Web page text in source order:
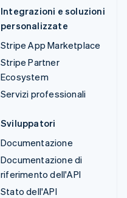
Integrazioni e soluzioni
personalizzate
Stripe App Marketplace
Stripe Partner
Ecosystem
Servizi professionali
Sviluppatori
Documentazione
Documentazione di
riferimento dell'API
Stato dell'API